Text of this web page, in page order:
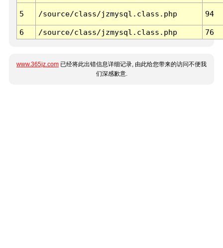
5 /source/class/jzmysql.class.php 94
6 /source/class/jzmysql.class.php 76
www.365jz.com 已经将此出错信息详细记录, 由此给您带来的访问不便我
们深感歉意.